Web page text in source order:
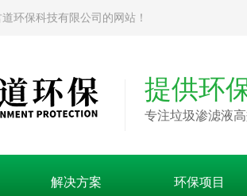
环保科技有限公司的网站！
提供环
专注垃圾渗滤液
解决方案 环保项目